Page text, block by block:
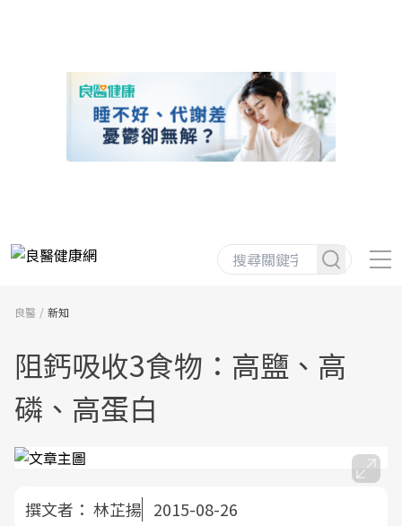
良醫 新知
阻鈣吸收3食物：高鹽、高
磷、高蛋白
撰文者： 林芷揚 2015-08-26